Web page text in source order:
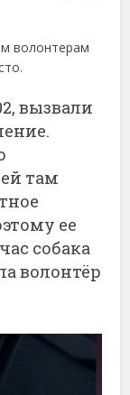
волонтерам
вызвали
там
ее
собака
волонтёр